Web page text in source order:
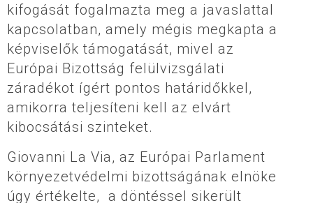
kifogását fogalmazta meg a javaslattal
kapcsolatban, amely mégis megkapta a
képviselők támogatását, mivel az
Európai Bizottság felülvizsgálati
záradékot ígért pontos határidőkkel,
amikorra teljesíteni kell az elvárt
kibocsátási szinteket.
Giovanni La Via, az Európai Parlament
környezetvédelmi bizottságának elnöke
úgy értékelte, a döntéssel sikerült